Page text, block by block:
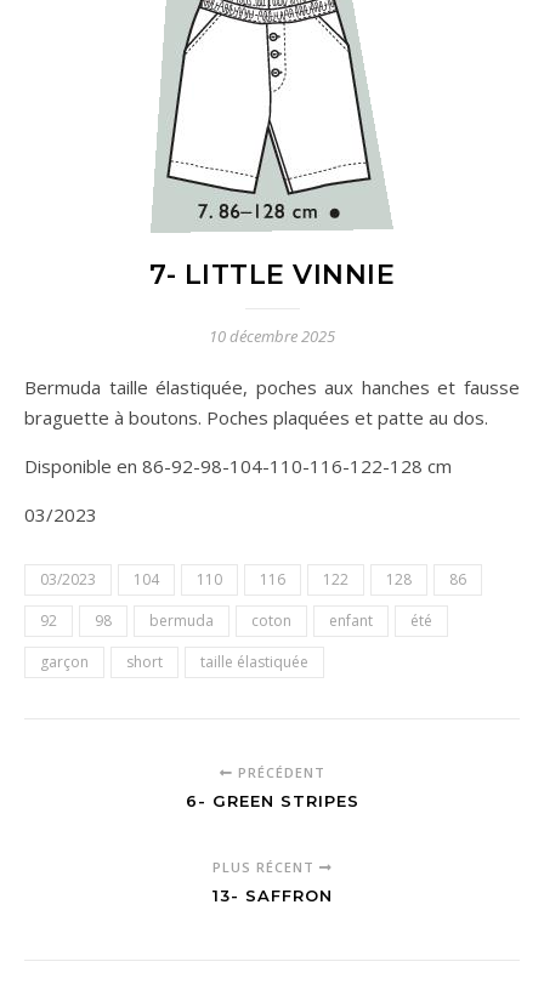
7- LITTLE VINNIE
10 décembre 2025
Bermuda taille élastiquée, poches aux hanches et fausse
braguette à boutons. Poches plaquées et patte au dos.
Disponible en 86-92-98-104-110-116-122-128 cm
03/2023
03/2023 104 110 116 122 128
86
92
98 bermuda coton enfant
été
garçon
short taille élastiquée
PRÉCÉDENT
6- GREEN STRIPES
PLUS RÉCENT
13- SAFFRON